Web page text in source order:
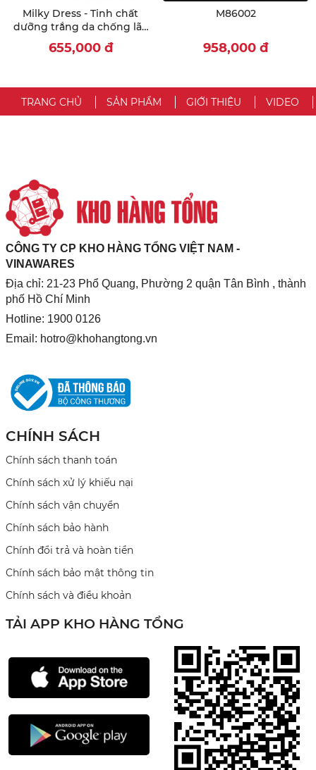
Milky Dress - Tinh chất
dưỡng trắng da chống lão
hoá - Sweet Rosy Essence
655,000 đ
M86002
958,000 đ
TRANG CHỦ SẢN PHẨM GIỚI THIỆU VIDEO
CÔNG TY CP KHO HÀNG TỔNG VIỆT NAM -
VINAWARES
Địa chỉ: 21-23 Phổ Quang, Phường 2 quận Tân Bình , thành
phố Hồ Chí Minh
Hotline: 1900 0126
Email: hotro@khohangtong.vn
CHÍNH SÁCH
Chính sách thanh toán
Chính sách xử lý khiếu nại
Chính sách vận chuyển
Chính sách bảo hành
Chính đổi trả và hoàn tiền
Chính sách bảo mật thông tin
Chính sách và điều khoản
TẢI APP KHO HÀNG TỔNG